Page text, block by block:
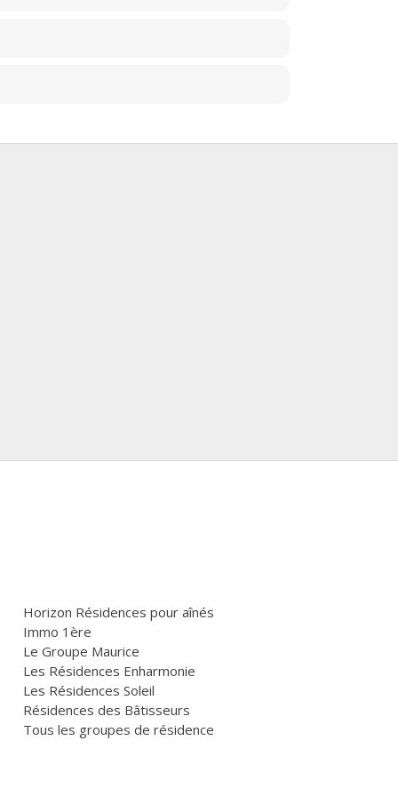
Horizon Résidences pour aînés
Immo 1ère
Le Groupe Maurice
Les Résidences Enharmonie
Les Résidences Soleil
Résidences des Bâtisseurs
Tous les groupes de résidence